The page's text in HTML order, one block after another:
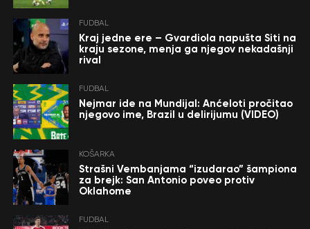
FUDBAL
Kraj jedne ere – Gvardiola napušta Siti na
kraju sezone, menja ga njegov nekadašnji
rival
FUDBAL
Nejmar ide na Mundijal: Anćeloti pročitao
njegovo ime, Brazil u delirijumu (VIDEO)
KOŠARKA
Strašni Vembanjama “izudarao” šampiona
za brejk: San Antonio poveo protiv
Oklahome
FUDBAL